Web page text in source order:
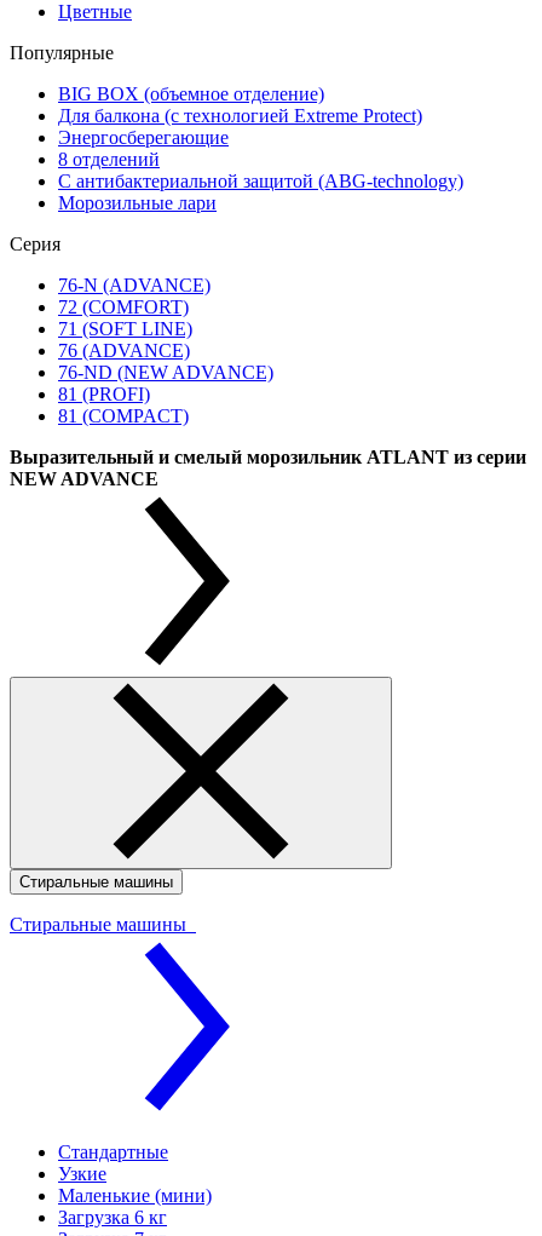
Цветные
Популярные
BIG BOX (объемное отделение)
Для балкона (с технологией Extreme Protect)
Энергосберегающие
8 отделений
С антибактериальной защитой (ABG-technology)
Морозильные лари
Серия
76-N (ADVANCE)
72 (COMFORT)
71 (SOFT LINE)
76 (ADVANCE)
76-ND (NEW ADVANCE)
81 (PROFI)
81 (COMPACT)
Выразительный и смелый морозильник ATLANT из серии
NEW ADVANCE
Стиральные машины
Стиральные машины
Стандартные
Узкие
Маленькие (мини)
Загрузка 6 кг